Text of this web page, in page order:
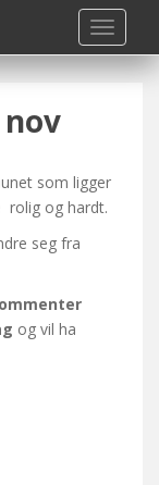
som ligger
rolig og hardt.
seg fra
og vil ha